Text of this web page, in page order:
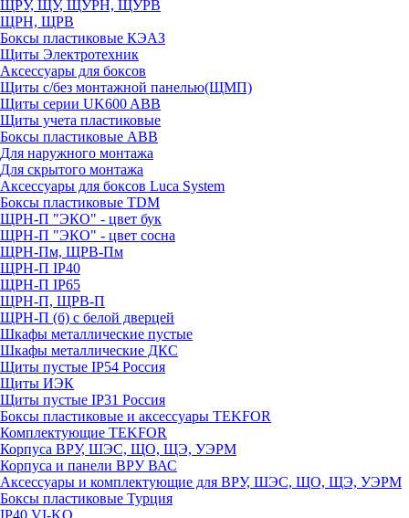
ЩРУ, ЩУ, ЩУРН, ЩУРВ
ЩРН, ЩРВ
Боксы пластиковые КЭАЗ
Щиты Электротехник
Аксессуары для боксов
Щиты с/без монтажной панелью(ЩМП)
Щиты серии UK600 ABB
Щиты учета пластиковые
Боксы пластиковые ABB
Для наружного монтажа
Для скрытого монтажа
Аксессуары для боксов Luca System
Боксы пластиковые TDM
ЩРН-П "ЭКО" - цвет бук
ЩРН-П "ЭКО" - цвет сосна
ЩРН-Пм, ЩРВ-Пм
ЩРН-П IP40
ЩРН-П IP65
ЩРН-П, ЩРВ-П
ЩРН-П (б) с белой дверцей
Шкафы металлические пустые
Шкафы металлические ДКС
Щиты пустые IP54 Россия
Щиты ИЭК
Щиты пустые IP31 Россия
Боксы пластиковые и аксессуары TEKFOR
Комплектующие TEKFOR
Корпуса ВРУ, ШЭС, ЩО, ЩЭ, УЭРМ
Корпуса и панели ВРУ ВАС
Аксессуары и комплектующие для ВРУ, ШЭС, ЩО, ЩЭ, УЭРМ
Боксы пластиковые Турция
IP40 VI-KO